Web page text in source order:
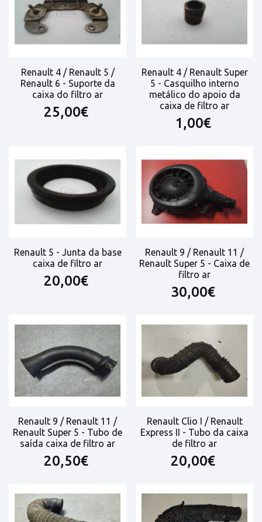
Renault 4 / Renault 5 /
Renault 6 - Suporte da
caixa do filtro ar
25,00€
Renault 4 / Renault Super
5 - Casquilho interno
metálico do apoio da
caixa de filtro ar
1,00€
Renault 5 - Junta da base
caixa de filtro ar
20,00€
Renault 9 / Renault 11 /
Renault Super 5 - Caixa de
filtro ar
30,00€
Renault 9 / Renault 11 /
Renault Super 5 - Tubo de
saída caixa de filtro ar
20,50€
Renault Clio I / Renault
Express II - Tubo da caixa
de filtro ar
20,00€